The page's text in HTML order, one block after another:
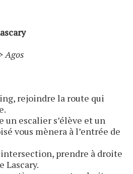
Agos
rejoindre la route qui
un escalier s’élève et un
vous mènera à l’entrée de
prendre à droite
Lascary.